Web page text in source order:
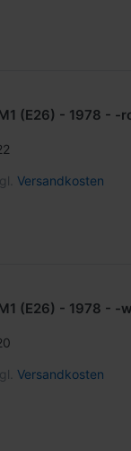
(E26) - 1978 -
Versandkosten
(E26) - 1978 -
Versandkosten